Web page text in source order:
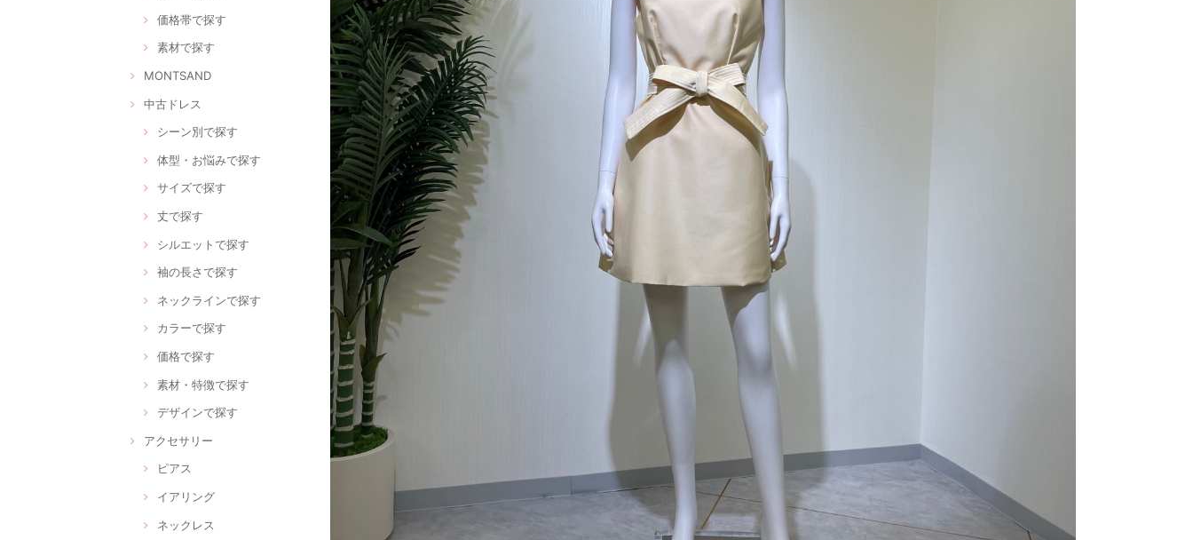
価格帯で探す
素材で探す
MONTSAND
中古ドレス
シーン別で探す
体型・お悩みで探す
サイズで探す
丈で探す
シルエットで探す
袖の長さで探す
ネックラインで探す
カラーで探す
価格で探す
素材・特徴で探す
デザインで探す
アクセサリー
ピアス
イアリング
ネックレス